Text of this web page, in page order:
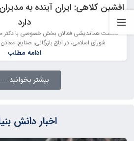
افشین کلاهی: ایران آینده به مدیران
دارد
نشست هماندیشی فعالان بخش خصوصی با دکتر
شورای اسلامی، در اتاق بازرگانی، صنایع،
ادامه مطلب
بیشتر بخوانید ....
اخبار دانش